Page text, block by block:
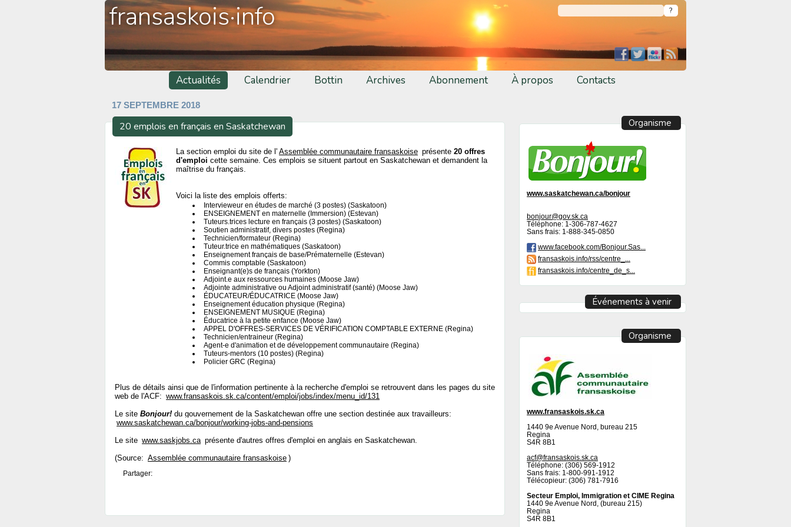
fransaskois·info
Actualités Calendrier Bottin Archives Abonnement À propos Contacts
17 SEPTEMBRE 2018
20 emplois en français en Saskatchewan
La section emploi du site de l' Assemblée communautaire fransaskoise présente 20 offres
d'emploi cette semaine. Ces emplois se situent partout en Saskatchewan et demandent la
maîtrise du français.
Voici la liste des emplois offerts:
Intervieweur en études de marché (3 postes) (Saskatoon)
ENSEIGNEMENT en maternelle (Immersion) (Estevan)
Tuteurs.trices lecture en français (3 postes) (Saskatoon)
Soutien administratif, divers postes (Regina)
Technicien/formateur (Regina)
Tuteur.trice en mathématiques (Saskatoon)
Enseignement français de base/Prématernelle (Estevan)
Commis comptable (Saskatoon)
Enseignant(e)s de français (Yorkton)
Adjoint.e aux ressources humaines (Moose Jaw)
Adjointe administrative ou Adjoint administratif (santé) (Moose Jaw)
ÉDUCATEUR/ÉDUCATRICE (Moose Jaw)
Enseignement éducation physique (Regina)
ENSEIGNEMENT MUSIQUE (Regina)
Éducatrice à la petite enfance (Moose Jaw)
APPEL D'OFFRES-SERVICES DE VÉRIFICATION COMPTABLE EXTERNE (Regina)
Technicien/entraineur (Regina)
Agent-e d'animation et de développement communautaire (Regina)
Tuteurs-mentors (10 postes) (Regina)
Policier GRC (Regina)
Plus de détails ainsi que de l'information pertinente à la recherche d'emploi se retrouvent dans les pages du site
web de l'ACF: www.fransaskois.sk.ca/content/emploi/jobs/index/menu_id/131
Le site Bonjour! du gouvernement de la Saskatchewan offre une section destinée aux travailleurs:
www.saskatchewan.ca/bonjour/working-jobs-and-pensions
Le site www.saskjobs.ca présente d'autres offres d'emploi en anglais en Saskatchewan.
(Source: Assemblée communautaire fransaskoise )
Partager:
Organisme
www.saskatchewan.ca/bonjour
bonjour@gov.sk.ca
Téléphone: 1-306-787-4627
Sans frais: 1-888-345-0850
www.facebook.com/Bonjour.Sas...
fransaskois.info/rss/centre_...
fransaskois.info/centre_de_s...
Événements à venir
Organisme
www.fransaskois.sk.ca
1440 9e Avenue Nord, bureau 215
Regina
S4R 8B1
acf@fransaskois.sk.ca
Téléphone: (306) 569-1912
Sans frais: 1-800-991-1912
Télécopieur: (306) 781-7916
Secteur Emploi, Immigration et CIME Regina
1440 9e Avenue Nord, (bureau 215)
Regina
S4R 8B1